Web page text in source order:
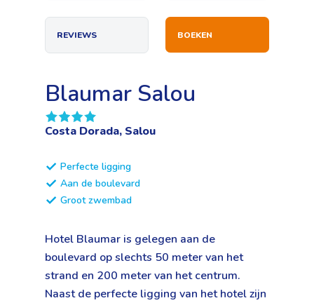
REVIEWS BOEKEN
Blaumar Salou
Costa Dorada, Salou
Perfecte ligging
Aan de boulevard
Groot zwembad
Hotel Blaumar is gelegen aan de
boulevard op slechts 50 meter van het
strand en 200 meter van het centrum.
Naast de perfecte ligging van het hotel zijn